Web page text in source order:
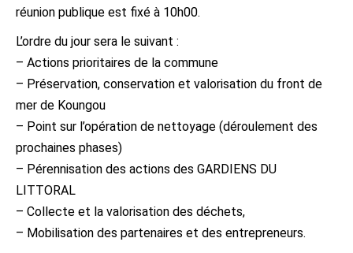
réunion publique est fixé à 10h00.
L’ordre du jour sera le suivant :
– Actions prioritaires de la commune
– Préservation, conservation et valorisation du front de
mer de Koungou
– Point sur l’opération de nettoyage (déroulement des
prochaines phases)
– Pérennisation des actions des GARDIENS DU
LITTORAL
– Collecte et la valorisation des déchets,
– Mobilisation des partenaires et des entrepreneurs.